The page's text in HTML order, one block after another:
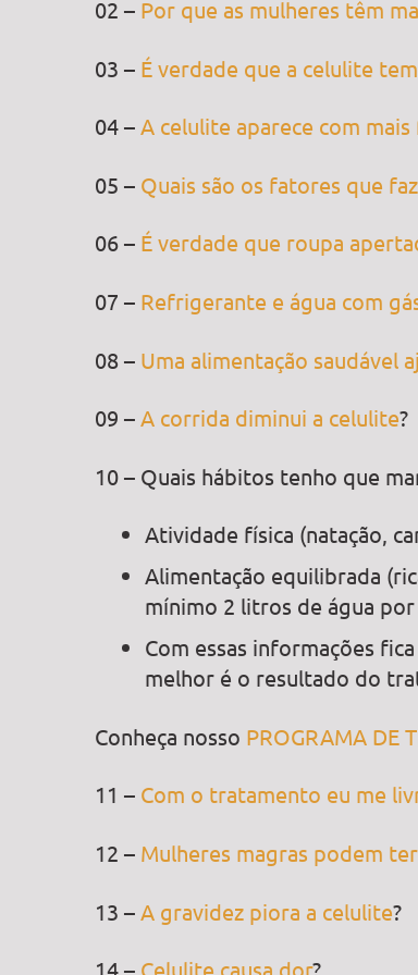
02 – Por que as mulheres têm
03 – É verdade que a celulite
04 – A celulite aparece com
05 – Quais são os fatores que
06 – É verdade que roupa
07 – Refrigerante e água com
08 – Uma alimentação saudável
09 – A corrida diminui a celulite?
10 – Quais hábitos tenho que
Atividade física (natação,
Alimentação equilibrada
mínimo 2 litros de água por
Com essas informações
melhor é o resultado do
Conheça nosso PROGRAMA DE
11 – Com o tratamento eu me
12 – Mulheres magras podem
13 – A gravidez piora a celulite?
14 – Celulite causa dor?